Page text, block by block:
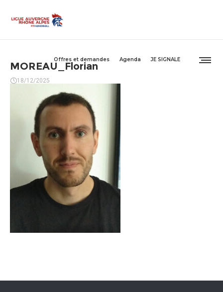
Offres et demandes Agenda JE SIGNALE
MOREAU_Florian
18/12/2025